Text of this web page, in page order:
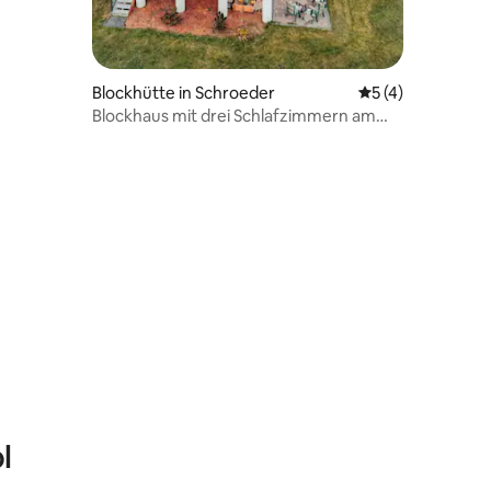
Blockhütte in Schroeder
5 (4)
Blockhaus mit drei Schlafzimmern am